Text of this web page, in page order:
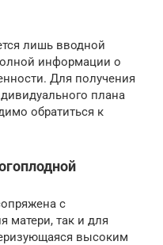
лишь вводной
информации о
Для получения
плана
обратиться к
с
так и для
высоким